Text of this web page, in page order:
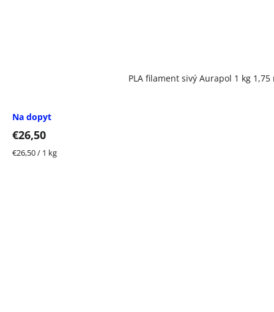
PLA filament sivý Aurapol 1 kg 1,75
Na dopyt
€26,50
Jednotková
€26,50 / 1 kg